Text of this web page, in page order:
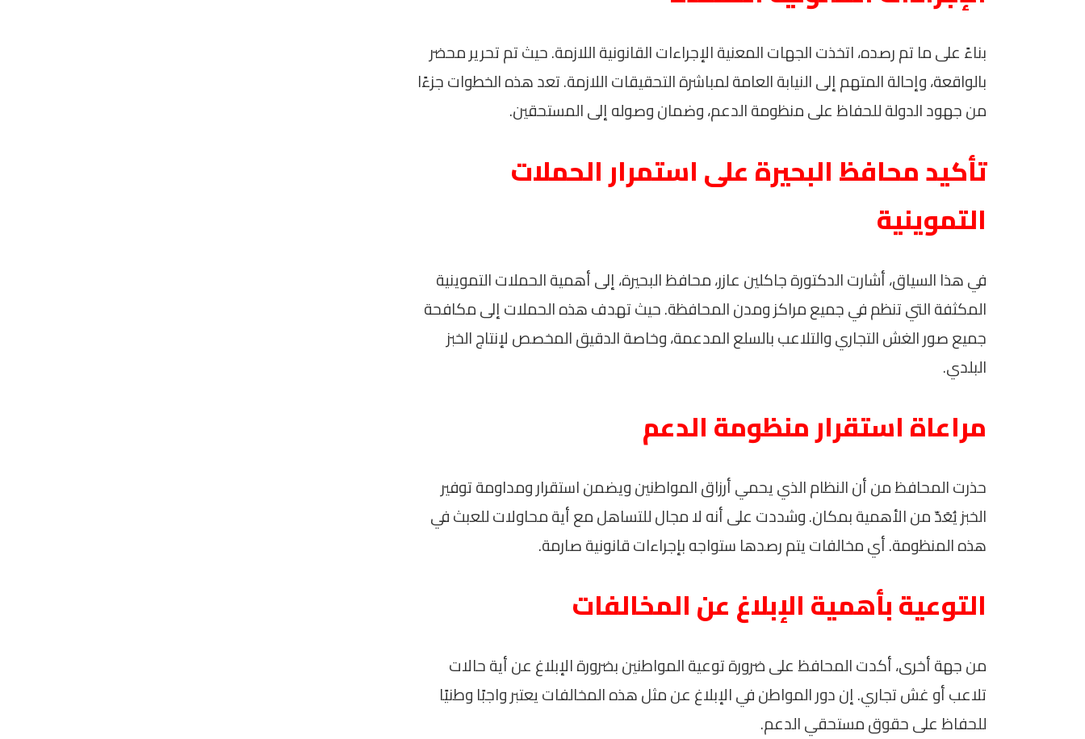
بناءً على ما تم رصده، اتخذت الجهات المعنية الإجراءات القانونية اللازمة. حيث تم تحرير محضر
بالواقعة، وإحالة المتهم إلى النيابة العامة لمباشرة التحقيقات اللازمة. تعد هذه الخطوات جزءًا
من جهود الدولة للحفاظ على منظومة الدعم، وضمان وصوله إلى المستحقين.
تأكيد محافظ البحيرة على استمرار الحملات
التموينية
في هذا السياق، أشارت الدكتورة جاكلين عازر، محافظ البحيرة، إلى أهمية الحملات التموينية
المكثفة التي تنظم في جميع مراكز ومدن المحافظة. حيث تهدف هذه الحملات إلى مكافحة
جميع صور الغش التجاري والتلاعب بالسلع المدعمة، وخاصة الدقيق المخصص لإنتاج الخبز
البلدي.
مراعاة استقرار منظومة الدعم
حذرت المحافظ من أن النظام الذي يحمي أرزاق المواطنين ويضمن استقرار ومداومة توفير
الخبز يُعَدّ من الأهمية بمكان. وشددت على أنه لا مجال للتساهل مع أية محاولات للعبث في
هذه المنظومة. أي مخالفات يتم رصدها ستواجه بإجراءات قانونية صارمة.
التوعية بأهمية الإبلاغ عن المخالفات
من جهة أخرى، أكدت المحافظ على ضرورة توعية المواطنين بضرورة الإبلاغ عن أية حالات
تلاعب أو غش تجاري. إن دور المواطن في الإبلاغ عن مثل هذه المخالفات يعتبر واجبًا وطنيًا
للحفاظ على حقوق مستحقي الدعم.